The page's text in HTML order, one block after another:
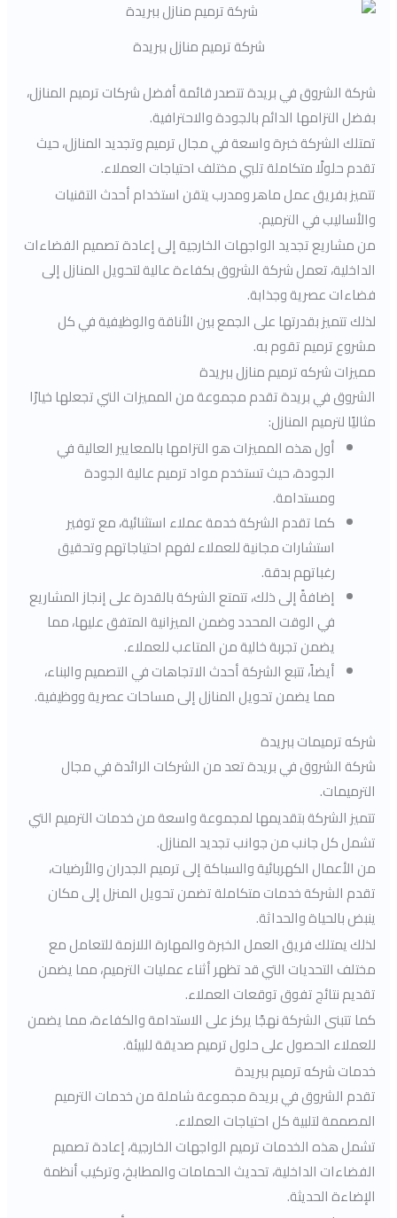
شركة ترميم منازل ببريدة
شركة الشروق في بريدة تتصدر قائمة أفضل شركات ترميم المنازل،
بفضل التزامها الدائم بالجودة والاحترافية.
تمتلك الشركة خبرة واسعة في مجال ترميم وتجديد المنازل، حيث
تقدم حلولًا متكاملة تلبي مختلف احتياجات العملاء.
تتميز بفريق عمل ماهر ومدرب يتقن استخدام أحدث التقنيات
والأساليب في الترميم.
من مشاريع تجديد الواجهات الخارجية إلى إعادة تصميم الفضاءات
الداخلية، تعمل شركة الشروق بكفاءة عالية لتحويل المنازل إلى
فضاءات عصرية وجذابة.
لذلك تتميز بقدرتها على الجمع بين الأناقة والوظيفية في كل
مشروع ترميم تقوم به.
مميزات شركه ترميم منازل ببريدة
الشروق في بريدة تقدم مجموعة من المميزات التي تجعلها خيارًا
مثاليًا لترميم المنازل:
أول هذه المميزات هو التزامها بالمعايير العالية في
الجودة، حيث تستخدم مواد ترميم عالية الجودة
ومستدامة.
كما تقدم الشركة خدمة عملاء استثنائية، مع توفير
استشارات مجانية للعملاء لفهم احتياجاتهم وتحقيق
رغباتهم بدقة.
إضافةً إلى ذلك، تتمتع الشركة بالقدرة على إنجاز المشاريع
في الوقت المحدد وضمن الميزانية المتفق عليها، مما
يضمن تجربة خالية من المتاعب للعملاء.
أيضاً، تتبع الشركة أحدث الاتجاهات في التصميم والبناء،
مما يضمن تحويل المنازل إلى مساحات عصرية ووظيفية.
شركه ترميمات ببريدة
شركة الشروق في بريدة تعد من الشركات الرائدة في مجال
الترميمات.
تتميز الشركة بتقديمها لمجموعة واسعة من خدمات الترميم التي
تشمل كل جانب من جوانب تجديد المنازل.
من الأعمال الكهربائية والسباكة إلى ترميم الجدران والأرضيات،
تقدم الشركة خدمات متكاملة تضمن تحويل المنزل إلى مكان
ينبض بالحياة والحداثة.
لذلك يمتلك فريق العمل الخبرة والمهارة اللازمة للتعامل مع
مختلف التحديات التي قد تظهر أثناء عمليات الترميم، مما يضمن
تقديم نتائج تفوق توقعات العملاء.
كما تتبنى الشركة نهجًا يركز على الاستدامة والكفاءة، مما يضمن
للعملاء الحصول على حلول ترميم صديقة للبيئة.
خدمات شركه ترميم ببريدة
تقدم الشروق في بريدة مجموعة شاملة من خدمات الترميم
المصممة لتلبية كل احتياجات العملاء.
تشمل هذه الخدمات ترميم الواجهات الخارجية، إعادة تصميم
الفضاءات الداخلية، تحديث الحمامات والمطابخ، وتركيب أنظمة
الإضاءة الحديثة.